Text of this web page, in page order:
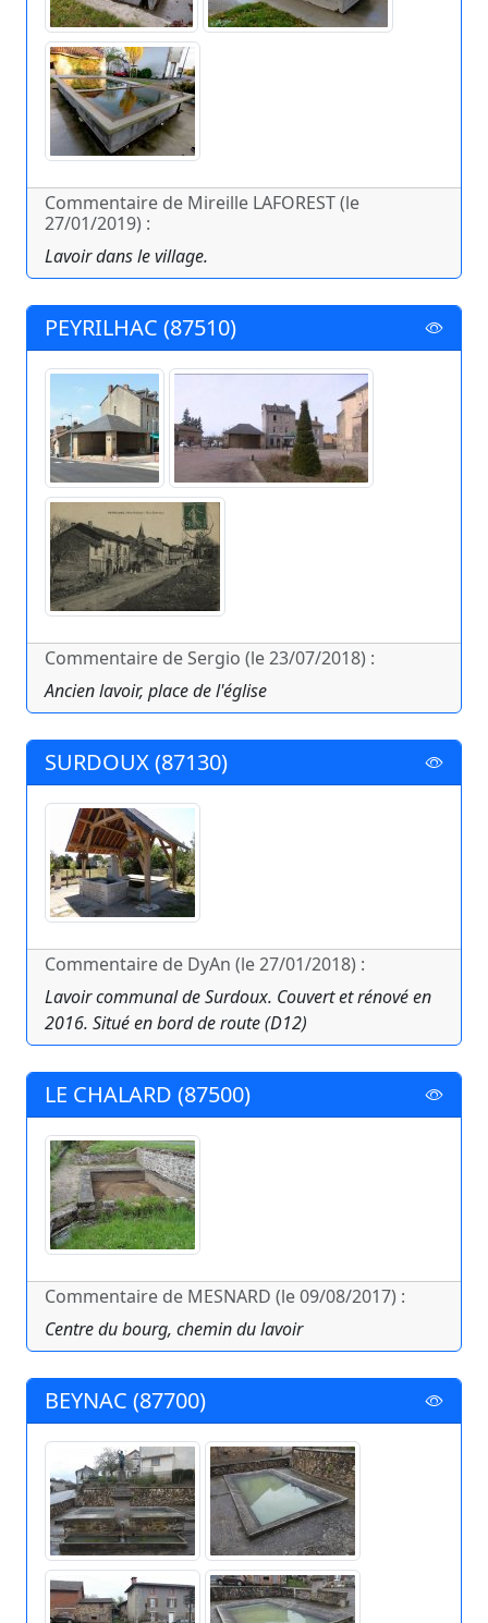
Commentaire de Mireille LAFOREST (le
27/01/2019) :
Lavoir dans le village.
PEYRILHAC (87510)
Commentaire de Sergio (le 23/07/2018) :
Ancien lavoir, place de l'église
SURDOUX (87130)
Commentaire de DyAn (le 27/01/2018) :
Lavoir communal de Surdoux. Couvert et rénové en
2016. Situé en bord de route (D12)
LE CHALARD (87500)
Commentaire de MESNARD (le 09/08/2017) :
Centre du bourg, chemin du lavoir
BEYNAC (87700)